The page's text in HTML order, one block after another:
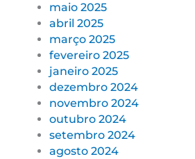
maio 2025
abril 2025
março 2025
fevereiro 2025
janeiro 2025
dezembro 2024
novembro 2024
outubro 2024
setembro 2024
agosto 2024